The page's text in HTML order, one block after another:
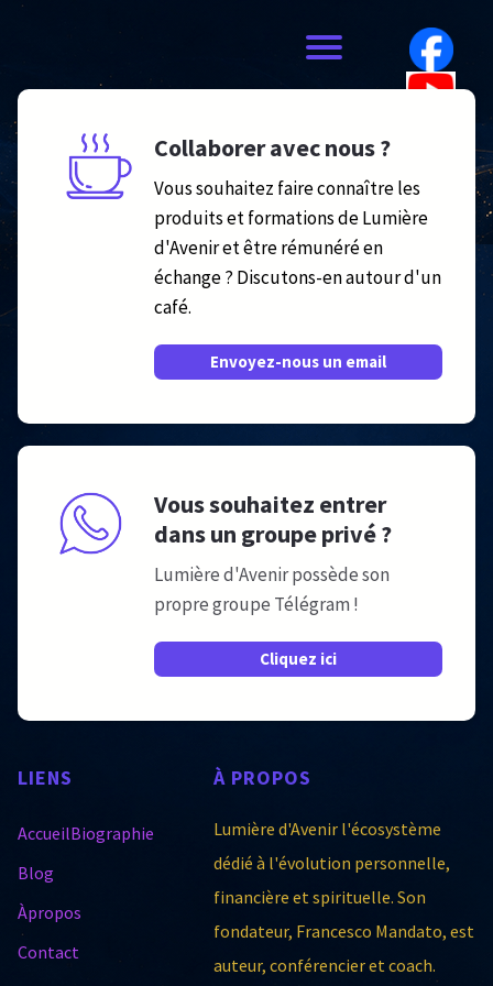
Collaborer avec nous ?
Vous souhaitez faire connaître les
produits et formations de Lumière
d'Avenir et être rémunéré en
échange ? Discutons-en autour d'un
café.
Envoyez-nous un email
Vous souhaitez entrer
dans un groupe privé ?
Lumière d'Avenir possède son
propre groupe Télégram !
Cliquez ici
LIENS
AccueilBiographie
Blog
Àpropos
Contact
ÀPROPOS
Lumière d'Avenir l'écosystème
dédié à l'évolution personnelle,
financière et spirituelle. Son
fondateur, Francesco Mandato, est
auteur, conférencier et coach.